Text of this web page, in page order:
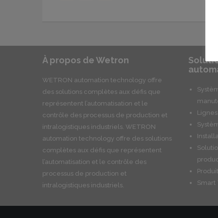
À propos de Wetron
WETRON automation technology offre
des solutions complètes aux défis que
représentent l’automatisation et le
contrôle des processus de production et
intralogistiques industriels. WETRON
automation technology offre des solutions
complètes aux défis que représentent
l’automatisation et le contrôle des
processus de production et
intralogistiques industriels.
Smart